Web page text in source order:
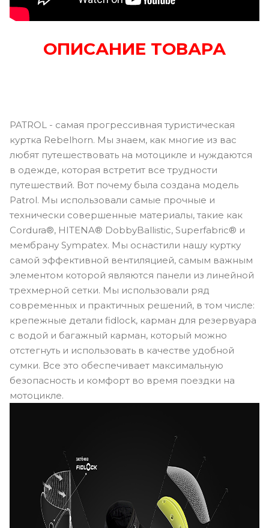
ОПИСАНИЕ ТОВАРА
PATROL - самая прогрессивная туристическая
куртка Rebelhorn. Мы знаем, как многие из вас
любят путешествовать на мотоцикле и нуждаются
в одежде, которая встретит все трудности
путешествий. Вот почему была создана модель
Patrol. Мы использовали самые прочные и
технически совершенные материалы, такие как
Cordura®, HITENA® DobbyBallistic, Superfabric® и
мембрану Sympatex. Мы оснастили нашу куртку
самой эффективной вентиляцией, самым важным
элементом которой являются панели из линейной
трехмерной сетки. Мы использовали ряд
современных и практичных решений, в том числе:
крепежные детали fidlock, карман для резервуара
с водой и багажный карман, который можно
отстегнуть и использовать в качестве удобной
сумки. Все это обеспечивает максимальную
безопасность и комфорт во время поездки на
мотоцикле.